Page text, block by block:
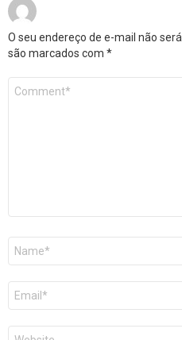
O seu endereço de e-mail não
são marcados com *
Comentário
Nome
E-
mail
*
Site